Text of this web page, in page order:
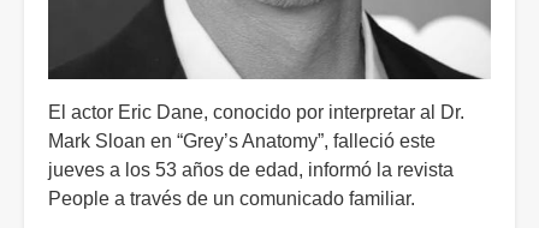
El actor Eric Dane, conocido por interpretar al Dr.
Mark Sloan en “Grey’s Anatomy”, falleció este
jueves a los 53 años de edad, informó la revista
People a través de un comunicado familiar.